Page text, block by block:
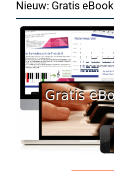
Nieuw: Gratis eBook